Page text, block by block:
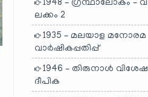
1948 – ഗ്രന്ഥാലോകം –
ലക്കം 2
1935 – മലയാള മനോരമ
വാർഷികപ്പതിപ്പ്
1946 – തിരുനാൾ
ദീപിക